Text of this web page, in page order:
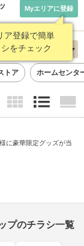
ア登録で簡単
をチェック
Myエリアに登録
新着順
トア ホームセンタ
に豪華限定グッズが当
プのチラシ一覧